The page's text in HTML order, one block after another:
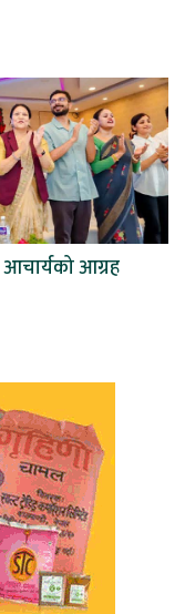
आचार्यको आग्रह